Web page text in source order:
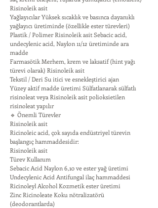
Risinoleik asit
Yağlayıcılar Yüksek sıcaklık ve basınca dayanıklı
yağlayıcı üretiminde (özellikle ester türevleri)
Plastik / Polimer Risinoleik asit Sebacic acid,
undecylenic acid, Naylon 11/12 üretiminde ara
madde
Farmasötik Merhem, krem ve laksatif (hint yağı
türevi olarak) Risinoleik asit
Tekstil / Deri Su itici ve esnekleştirici ajan
Yüzey aktif madde üretimi Sülfatlanarak sülfatlı
risinoleat veya Risinoleik asit polioksietilen
risinoleat yapılır
🔹 Önemli Türevler
Risinoleik asit
Ricinoleic acid, çok sayıda endüstriyel türevin
başlangıç hammaddesidir:
Risinoleik asit
Türev Kullanım
Sebacic Acid Naylon 6,10 ve ester yağ üretimi
Undecylenic Acid Antifungal ilaç hammaddesi
Ricinoleyl Alcohol Kozmetik ester üretimi
Zinc Ricinoleate Koku nötralizatörü
(deodorantlarda)